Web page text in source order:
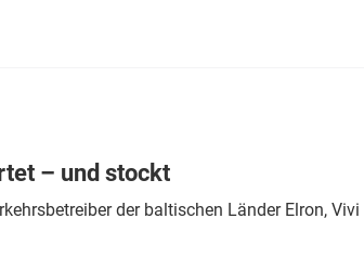
– und stockt
der baltischen Länder Elron,